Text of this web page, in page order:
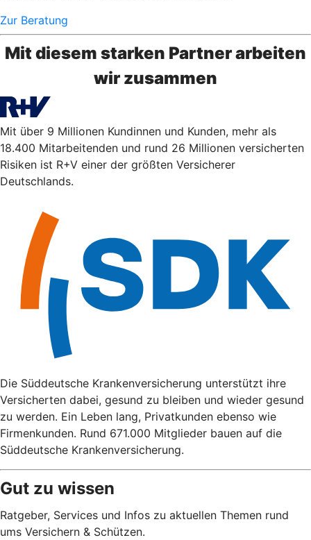
Zur Beratung
Mit diesem starken Partner arbeiten
wir zusammen
Mit über 9 Millionen Kundinnen und Kunden, mehr als
18.400 Mitarbeitenden und rund 26 Millionen versicherten
Risiken ist R+V einer der größten Versicherer
Deutschlands.
Die Süddeutsche Krankenversicherung unterstützt ihre
Versicherten dabei, gesund zu bleiben und wieder gesund
zu werden. Ein Leben lang, Privatkunden ebenso wie
Firmenkunden. Rund 671.000 Mitglieder bauen auf die
Süddeutsche Krankenversicherung.
Gut zu wissen
Ratgeber, Services und Infos zu aktuellen Themen rund
ums Versichern & Schützen.